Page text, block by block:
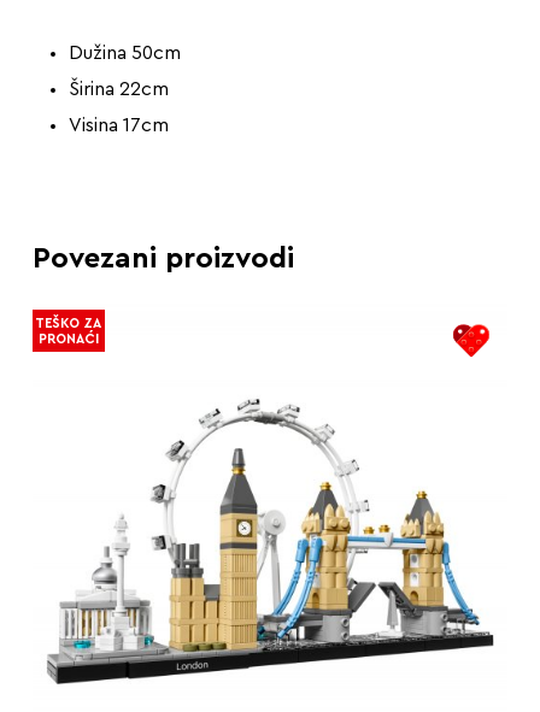
Dužina 50cm
Širina 22cm
Visina 17cm
Povezani proizvodi
TEŠKO ZA
PRONAĆI